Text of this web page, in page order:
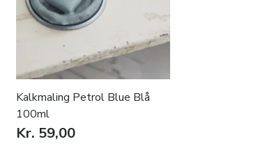
Kalkmaling Petrol Blue Blå
100ml
Kr. 59,00